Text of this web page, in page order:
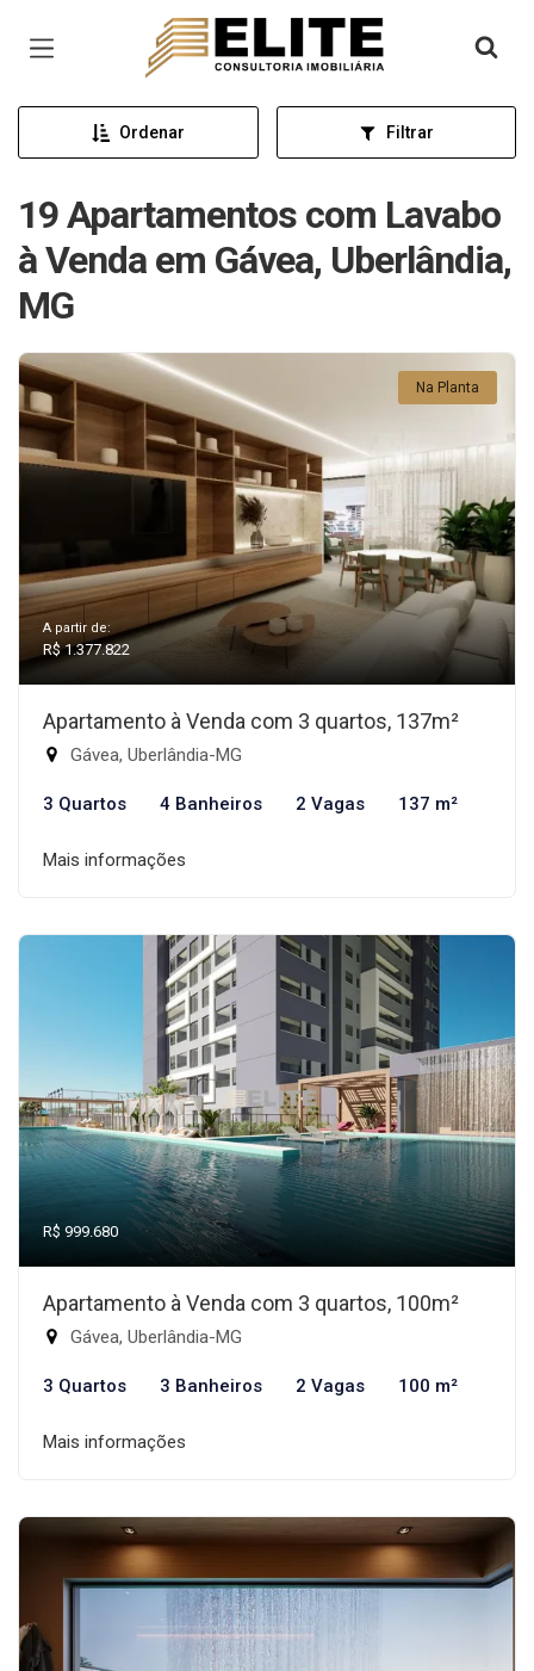
Página inicial
Ordenar Filtrar
19 Apartamentos com Lavabo
à Venda em Gávea, Uberlândia,
MG
Na Planta
A partir de:
R$ 1.377.822
Apartamento à Venda com 3 quartos, 137m²
Gávea, Uberlândia-MG
3 Quartos 4 Banheiros 2 Vagas 137 m²
Mais informações
R$ 999.680
Apartamento à Venda com 3 quartos, 100m²
Gávea, Uberlândia-MG
3 Quartos 3 Banheiros 2 Vagas 100 m²
Mais informações